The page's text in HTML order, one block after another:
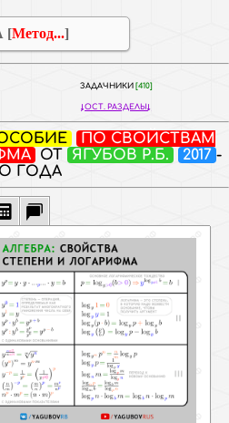
[Метод...]
ЗАДАЧНИКИ [410]
ОСТ. РАЗДЕЛЫ
ПО СВОЙСТВАМ
ОТ ЯГУБОВ Р.Б. 2017 -
ГОДА